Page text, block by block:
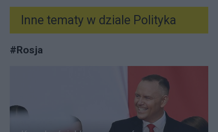
Inne tematy w dziale Polityka
#Rosja